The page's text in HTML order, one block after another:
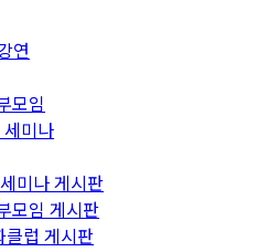
연
모임
미나
미나 게시판
모임 게시판
럽 게시판